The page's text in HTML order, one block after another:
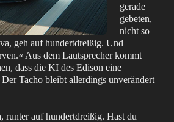
gerade
gebeten,
nicht so
geh auf hundertdreißig. Und
Aus dem Lautsprecher kommt
dass die KI des Edison eine
Tacho bleibt allerdings unverändert
runter auf hundertdreißig. Hast du